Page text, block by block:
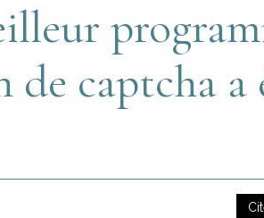
captcha a